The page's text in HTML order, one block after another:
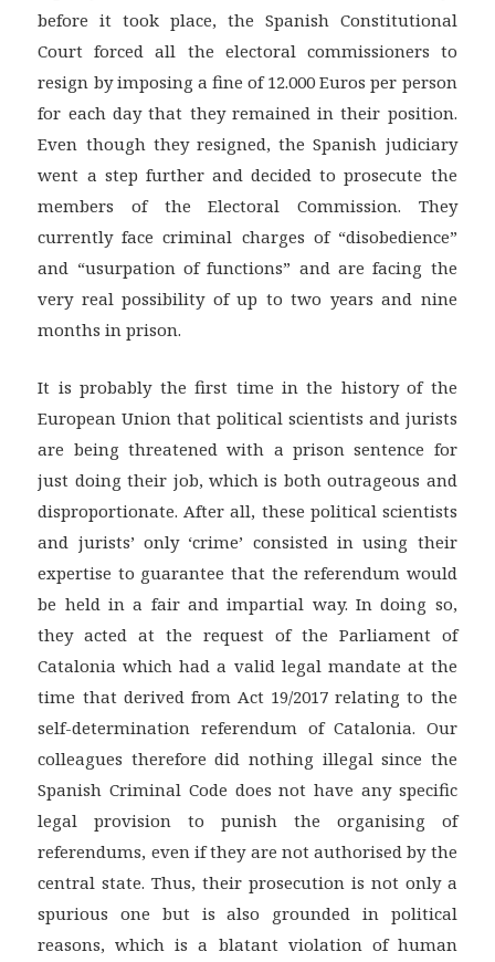
before it took place, the Spanish Constitutional
Court forced all the electoral commissioners to
resign by imposing a fine of 12.000 Euros per person
for each day that they remained in their position.
Even though they resigned, the Spanish judiciary
went a step further and decided to prosecute the
members of the Electoral Commission. They
currently face criminal charges of “disobedience”
and “usurpation of functions” and are facing the
very real possibility of up to two years and nine
months in prison.
It is probably the first time in the history of the
European Union that political scientists and jurists
are being threatened with a prison sentence for
just doing their job, which is both outrageous and
disproportionate. After all, these political scientists
and jurists’ only ‘crime’ consisted in using their
expertise to guarantee that the referendum would
be held in a fair and impartial way. In doing so,
they acted at the request of the Parliament of
Catalonia which had a valid legal mandate at the
time that derived from Act 19/2017 relating to the
self-determination referendum of Catalonia. Our
colleagues therefore did nothing illegal since the
Spanish Criminal Code does not have any specific
legal provision to punish the organising of
referendums, even if they are not authorised by the
central state. Thus, their prosecution is not only a
spurious one but is also grounded in political
reasons, which is a blatant violation of human